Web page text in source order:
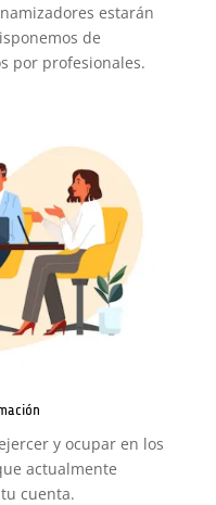
estarán
de
por profesionales.
y ocupar en los
actualmente
cuenta.